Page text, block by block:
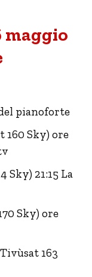
maggio
pianoforte
160 Sky) ore
Sky) 21:15 La
Sky) ore
163